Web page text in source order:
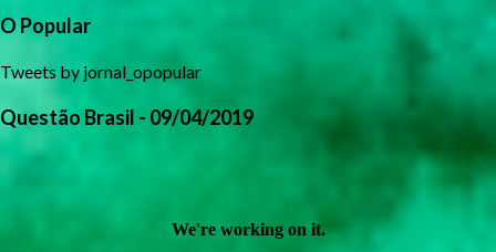
O Popular
Tweets by jornal_opopular
Questão Brasil - 09/04/2019